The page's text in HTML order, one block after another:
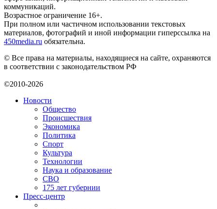
коммуникаций.
Возрастное ограничение 16+.
При полном или частичном использовании текстовых
материалов, фотографий и иной информации гиперссылка на
450media.ru обязательна.
© Все права на материалы, находящиеся на сайте, охраняются
в соответствии с законодательством РФ
©2010-2026
Новости
Общество
Происшествия
Экономика
Политика
Спорт
Культура
Технологии
Наука и образование
СВО
175 лет губернии
Пресс-центр